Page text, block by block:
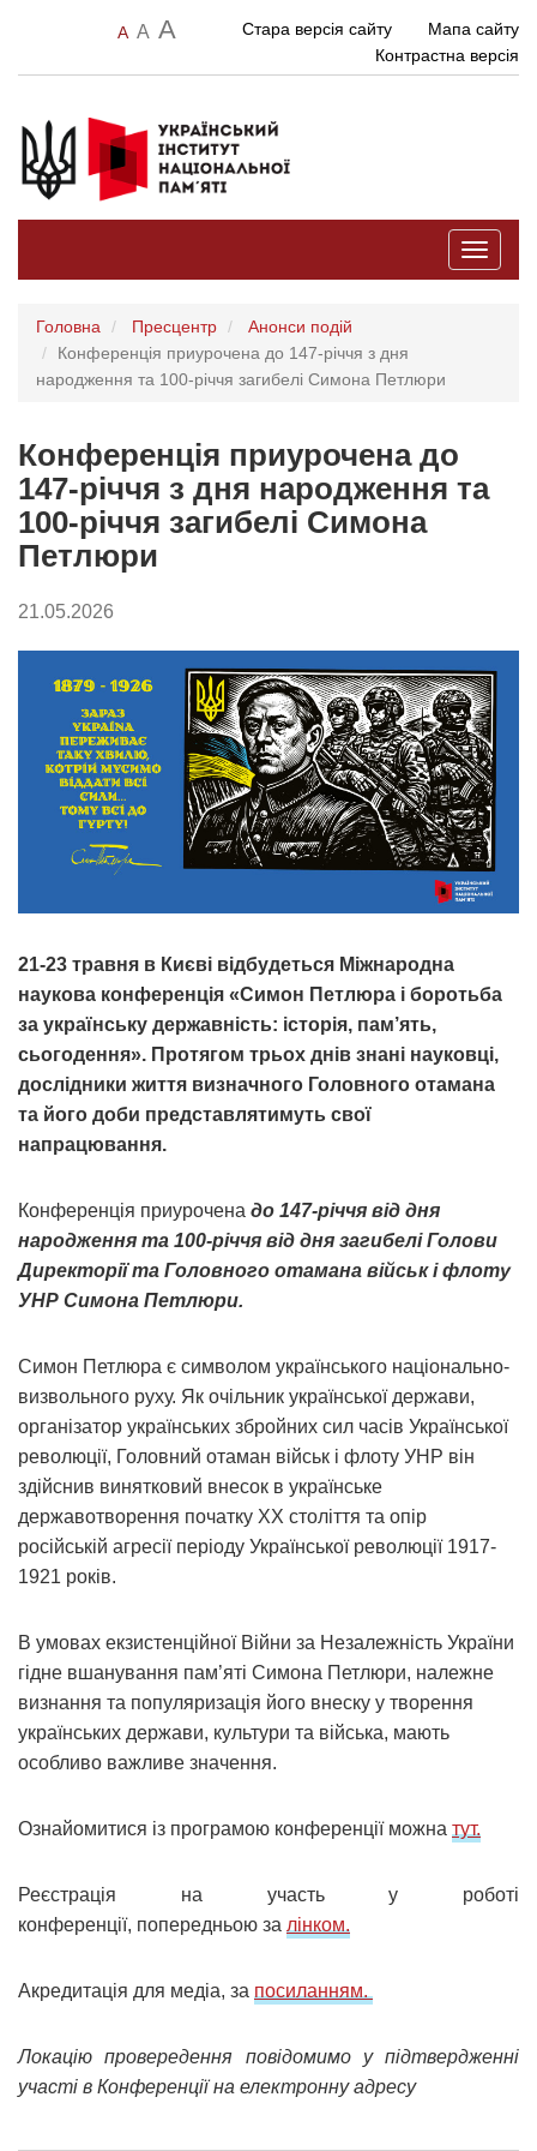
A A A Стара версія сайту
Мапа сайту
Контрастна версія
Toggle
Головна Пресцентр
Анонси подій
Конференція приурочена до 147-річчя з дня
народження та 100-річчя загибелі Симона Петлюри
Конференція приурочена до
147-річчя з дня народження та
100-річчя загибелі Симона
Петлюри
21.05.2026
21-23 травня в Києві відбудеться Міжнародна
наукова конференція «Симон Петлюра і боротьба
за українську державність: історія, пам’ять,
сьогодення». Протягом трьох днів знані науковці,
дослідники життя визначного Головного отамана
та його доби представлятимуть свої
напрацювання.
Конференція приурочена до 147-річчя від дня
народження та 100-річчя від дня загибелі Голови
Директорії та Головного отамана військ і флоту
УНР Симона Петлюри.
Симон Петлюра є символом українського національно-
визвольного руху. Як очільник української держави,
організатор українських збройних сил часів Української
революції, Головний отаман військ і флоту УНР він
здійснив винятковий внесок в українське
державотворення початку XX століття та опір
російській агресії періоду Української революції 1917-
1921 років.
В умовах екзистенційної Війни за Незалежність України
гідне вшанування пам’яті Симона Петлюри, належне
визнання та популяризація його внеску у творення
українських держави, культури та війська, мають
особливо важливе значення.
Ознайомитися із програмою конференції можна тут.
Реєстрація на участь у роботі
конференції, попередньою за лінком.
Акредитація для медіа, за посиланням.
Локацію провередення повідомимо у підтвердженні
участі в Конференції на електронну адресу